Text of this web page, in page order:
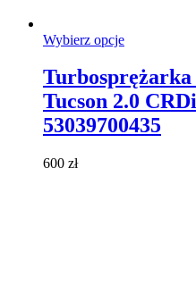
Wybierz opcjeTen
ma
wiele
wariantów.
Opcje
można
Tucson 2.0
53039700435
600 zł